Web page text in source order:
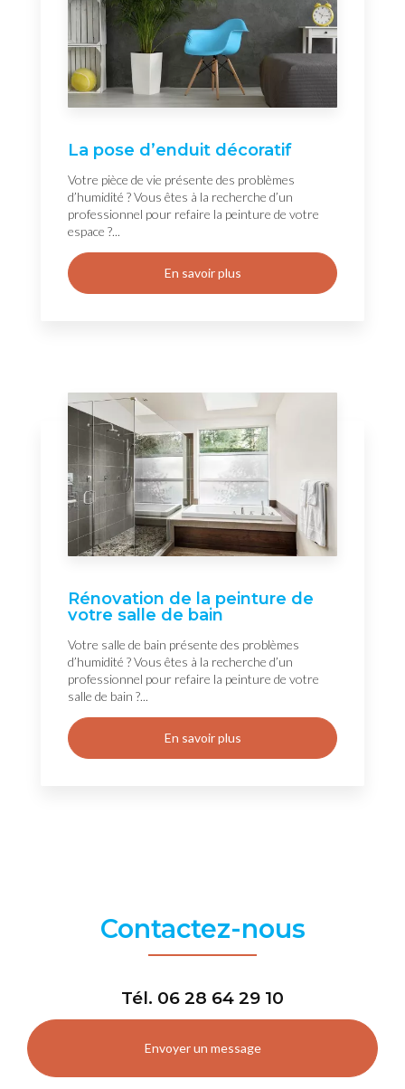
La pose d’enduit décoratif
Votre pièce de vie présente des problèmes
d’humidité ? Vous êtes à la recherche d’un
professionnel pour refaire la peinture de votre
espace ?...
En savoir plus
Rénovation de la peinture de
votre salle de bain
Votre salle de bain présente des problèmes
d’humidité ? Vous êtes à la recherche d’un
professionnel pour refaire la peinture de votre
salle de bain ?...
En savoir plus
Contactez-nous
Tél. 06 28 64 29 10
Envoyer un message